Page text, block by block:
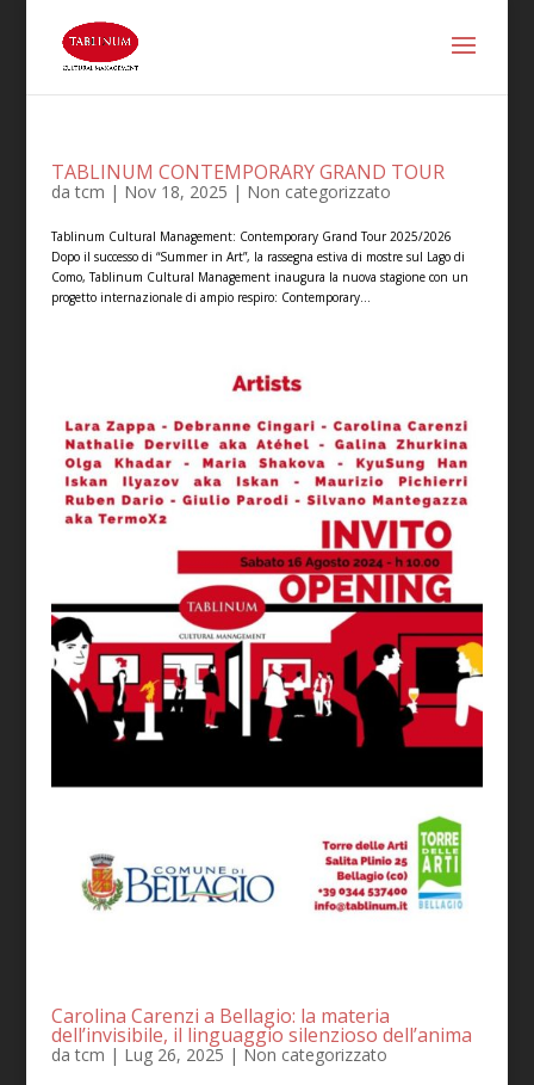
TABLINUM CONTEMPORARY GRAND TOUR
datcm | Nov 18, 2025 | Non categorizzato
Tablinum Cultural Management: Contemporary Grand Tour 2025/2026
Dopo il successo di “Summer in Art”, la rassegna estiva di mostre sul Lago di
Como, Tablinum Cultural Management inaugura la nuova stagione con un
progetto internazionale di ampio respiro: Contemporary...
Carolina Carenzi a Bellagio: la materia
dell’invisibile, il linguaggio silenzioso dell’anima
datcm | Lug 26, 2025 | Non categorizzato